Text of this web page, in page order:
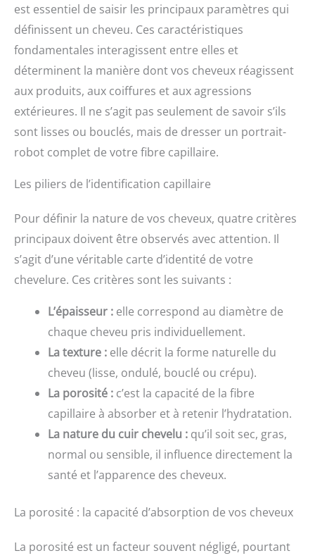
est essentiel de saisir les principaux paramètres qui
définissent un cheveu. Ces caractéristiques
fondamentales interagissent entre elles et
déterminent la manière dont vos cheveux réagissent
aux produits, aux coiffures et aux agressions
extérieures. Il ne s’agit pas seulement de savoir s’ils
sont lisses ou bouclés, mais de dresser un portrait-
robot complet de votre fibre capillaire.
Les piliers de l’identification capillaire
Pour définir la nature de vos cheveux, quatre critères
principaux doivent être observés avec attention. Il
s’agit d’une véritable carte d’identité de votre
chevelure. Ces critères sont les suivants :
L’épaisseur : elle correspond au diamètre de
chaque cheveu pris individuellement.
La texture : elle décrit la forme naturelle du
cheveu (lisse, ondulé, bouclé ou crépu).
La porosité : c’est la capacité de la fibre
capillaire à absorber et à retenir l’hydratation.
La nature du cuir chevelu : qu’il soit sec, gras,
normal ou sensible, il influence directement la
santé et l’apparence des cheveux.
La porosité : la capacité d’absorption de vos cheveux
La porosité est un facteur souvent négligé, pourtant